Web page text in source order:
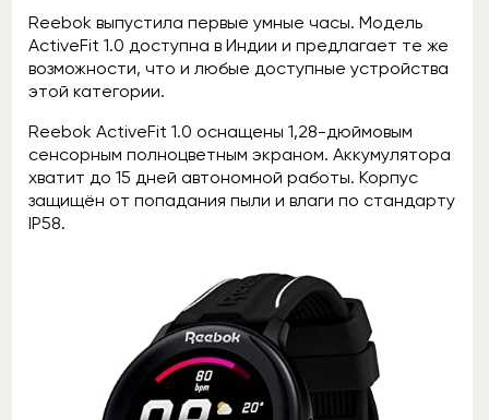
Reebok выпустила первые умные часы. Модель
ActiveFit 1.0 доступна в Индии и предлагает те же
возможности, что и любые доступные устройства
этой категории.
Reebok ActiveFit 1.0 оснащены 1,28-дюймовым
сенсорным полноцветным экраном. Аккумулятора
хватит до 15 дней автономной работы. Корпус
защищён от попадания пыли и влаги по стандарту
IP58.